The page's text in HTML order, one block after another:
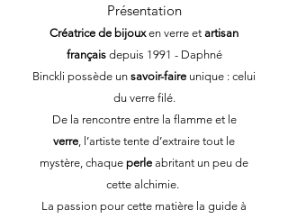
Présentation
Créatrice de bijouxen verre et artisan
français depuis 1991 - Daphné
Binckli possède un savoir-faire unique : celui
du verre filé.
De la rencontre entre la flamme et le
verre , l’artiste tente d’extraire tout le
mystère, chaque perle abritant un peu de
cette alchimie.
La passion pour cette matière la guide à